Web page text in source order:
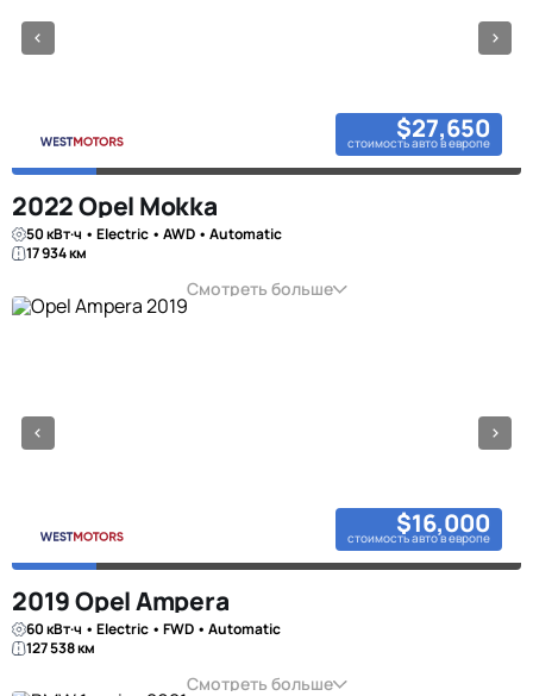
$27,650
стоимость авто в европе
2022 Opel Mokka
50 кВт·ч • Electric • AWD • Automatic
17 934 км
Смотреть больше
$16,000
стоимость авто в европе
2019 Opel Ampera
60 кВт·ч • Electric • FWD • Automatic
127 538 км
Смотреть больше